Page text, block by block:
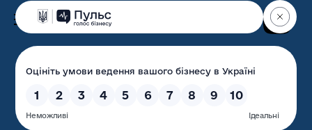
Волинська обласна
державна адміністрація